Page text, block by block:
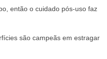
então o cuidado pós-uso faz
são campeãs em estragar